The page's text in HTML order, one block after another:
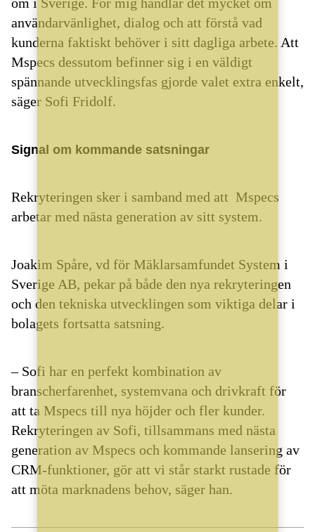
användarvänlighet, dialog och att förstå vad
kunderna faktiskt behöver i sitt dagliga arbete. Att
Mspecs dessutom befinner sig i en väldigt
spännande utvecklingsfas gjorde valet extra enkelt,
säger Sofi Fridolf.
Signal om kommande satsningar
Rekryteringen sker i samband med att Mspecs
arbetar med nästa generation av sitt system.
Joakim Spåre, vd för Mäklarsamfundet System i
Sverige AB, pekar på både den nya rekryteringen
och den tekniska utvecklingen som viktiga delar i
bolagets fortsatta satsning.
– Sofi har en perfekt kombination av
branscherfarenhet, systemvana och drivkraft för
att ta Mspecs till nya höjder och fler kunder.
Rekryteringen av Sofi, tillsammans med nästa
generation av Mspecs och kommande lansering av
CRM-funktioner, gör att vi står starkt rustade för
att möta marknadens behov, säger han.